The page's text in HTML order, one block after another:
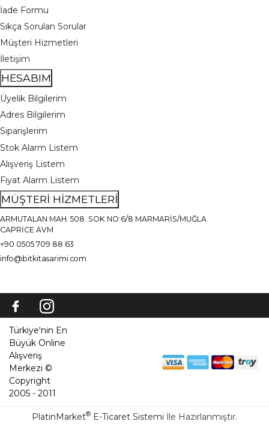
İade Formu
Sıkça Sorulan Sorular
Müşteri Hizmetleri
İletişim
HESABIM
Üyelik Bilgilerim
Adres Bilgilerim
Siparişlerim
Stok Alarm Listem
Alışveriş Listem
Fiyat Alarm Listem
MÜŞTERİ HİZMETLERİ
ARMUTALAN MAH. 508. SOK NO:6/8 MARMARİS/MUĞLA
CAPRİCE AVM
+90 0505 709 88 63
info@bitkitasarimi.com
Türkiye'nin En
Büyük Online
Alışveriş
Merkezi ©
Copyright
2005 - 2011
PlatinMarket® E-Ticaret Sistemi İle Hazırlanmıştır.